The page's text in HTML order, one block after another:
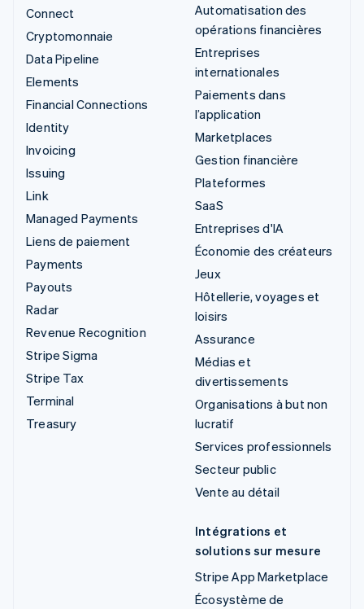
Connect
Cryptomonnaie
Data Pipeline
Elements
Financial Connections
Identity
Invoicing
Issuing
Link
Managed Payments
Liens de paiement
Payments
Payouts
Radar
Revenue Recognition
Stripe Sigma
Stripe Tax
Terminal
Treasury
Automatisation des
opérations financières
Entreprises
internationales
Paiements dans
l’application
Marketplaces
Gestion financière
Plateformes
SaaS
Entreprises d'IA
Économie des créateurs
Jeux
Hôtellerie, voyages et
loisirs
Assurance
Médias et
divertissements
Organisations à but non
lucratif
Services professionnels
Secteur public
Vente au détail
Intégrations et
solutions sur mesure
Stripe App Marketplace
Écosystème de